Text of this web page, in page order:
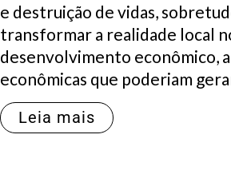
e destruição de vidas,
transformar a realidade local
desenvolvimento econômico,
econômicas que poderiam
Leia mais